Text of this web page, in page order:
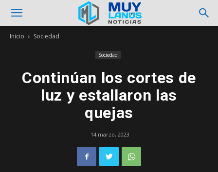
Inicio Sociedad
Sociedad
Continúan los cortes de
luz y estallaron las
quejas
14 marzo, 2023